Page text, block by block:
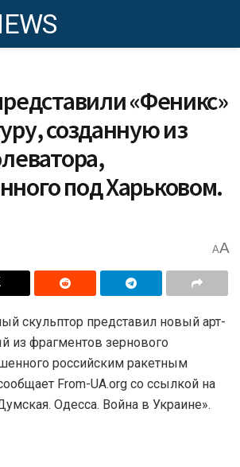
«Феникс»
созданную из
под Харьковом.
AA
скульптор представил новый арт-
из фрагментов зернового
российским ракетным
From-UA.org со ссылкой на
Одесса. Война в Украине».